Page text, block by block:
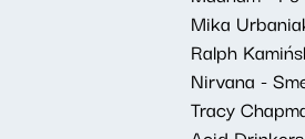
Mika
Ralph
Nirvana -
Tracy